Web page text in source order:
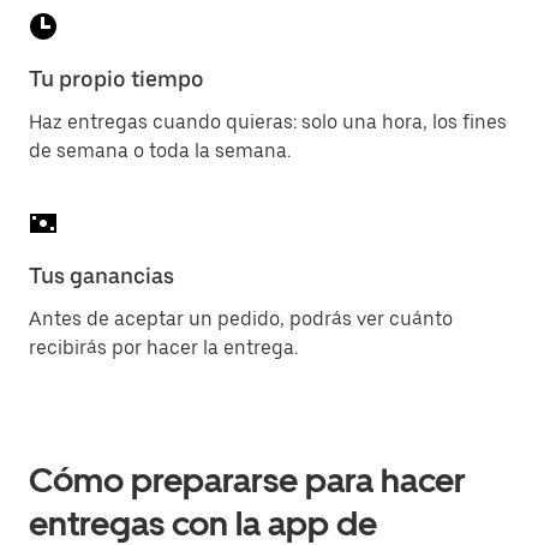
Tu propio tiempo
Haz entregas cuando quieras: solo una hora, los fines
de semana o toda la semana.
Tus ganancias
Antes de aceptar un pedido, podrás ver cuánto
recibirás por hacer la entrega.
Cómo prepararse para hacer
entregas con la app de